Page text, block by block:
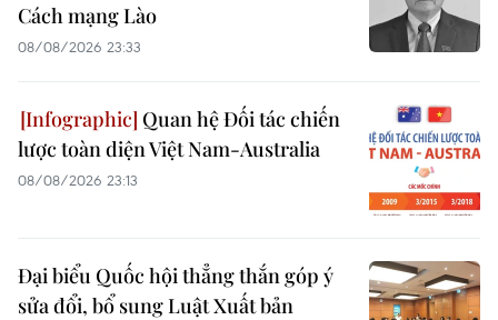
Cách mạng Lào
08/08/2026 23:33
Quan hệ Đối tác chiến
lược toàn diện Việt Nam-Australia
08/08/2026 23:13
Đại biểu Quốc hội thẳng thắn góp ý
sửa đổi, bổ sung Luật Xuất bản